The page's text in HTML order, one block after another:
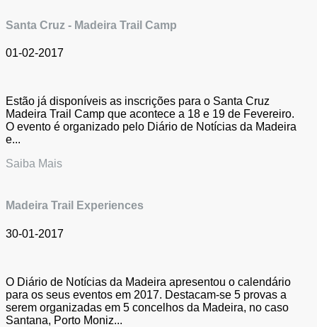
Santa Cruz - Madeira Trail Camp
01-02-2017
Estão já disponíveis as inscrições para o Santa Cruz
Madeira Trail Camp que acontece a 18 e 19 de Fevereiro.
O evento é organizado pelo Diário de Notícias da Madeira
e...
Saiba Mais
Madeira Trail Experiences
30-01-2017
O Diário de Notícias da Madeira apresentou o calendário
para os seus eventos em 2017. Destacam-se 5 provas a
serem organizadas em 5 concelhos da Madeira, no caso
Santana, Porto Moniz...